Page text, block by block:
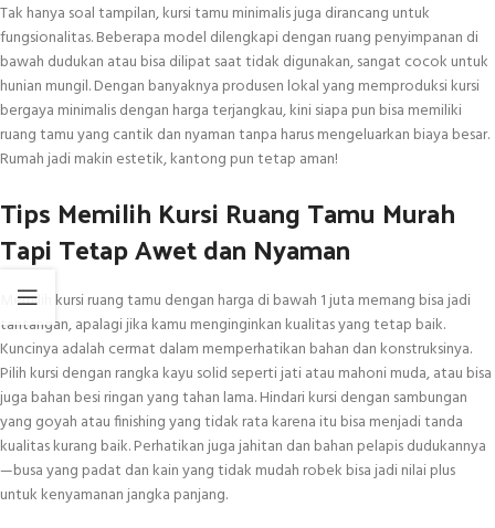
Tak hanya soal tampilan, kursi tamu minimalis juga dirancang untuk
fungsionalitas. Beberapa model dilengkapi dengan ruang penyimpanan di
bawah dudukan atau bisa dilipat saat tidak digunakan, sangat cocok untuk
hunian mungil. Dengan banyaknya produsen lokal yang memproduksi kursi
bergaya minimalis dengan harga terjangkau, kini siapa pun bisa memiliki
ruang tamu yang cantik dan nyaman tanpa harus mengeluarkan biaya besar.
Rumah jadi makin estetik, kantong pun tetap aman!
Tips Memilih Kursi Ruang Tamu Murah
Tapi Tetap Awet dan Nyaman
Memilih kursi ruang tamu dengan harga di bawah 1 juta memang bisa jadi
tantangan, apalagi jika kamu menginginkan kualitas yang tetap baik.
Kuncinya adalah cermat dalam memperhatikan bahan dan konstruksinya.
Pilih kursi dengan rangka kayu solid seperti jati atau mahoni muda, atau bisa
juga bahan besi ringan yang tahan lama. Hindari kursi dengan sambungan
yang goyah atau finishing yang tidak rata karena itu bisa menjadi tanda
kualitas kurang baik. Perhatikan juga jahitan dan bahan pelapis dudukannya
—busa yang padat dan kain yang tidak mudah robek bisa jadi nilai plus
untuk kenyamanan jangka panjang.